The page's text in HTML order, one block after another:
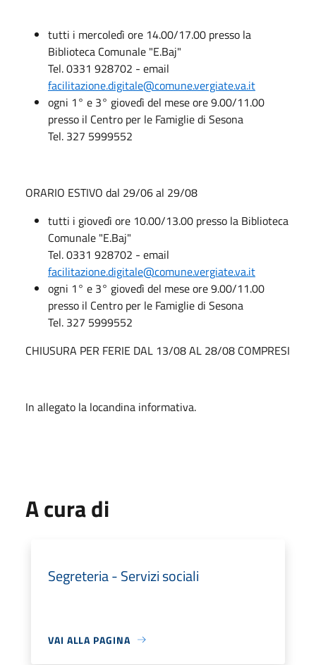
tutti i mercoledì ore 14.00/17.00 presso la
Biblioteca Comunale "E.Baj"
Tel. 0331 928702 - email
facilitazione.digitale@comune.vergiate.va.it
ogni 1° e 3° giovedì del mese ore 9.00/11.00
presso il Centro per le Famiglie di Sesona
Tel. 327 5999552
ORARIO ESTIVO dal 29/06 al 29/08
tutti i giovedì ore 10.00/13.00 presso la Biblioteca
Comunale "E.Baj"
Tel. 0331 928702 - email
facilitazione.digitale@comune.vergiate.va.it
ogni 1° e 3° giovedì del mese ore 9.00/11.00
presso il Centro per le Famiglie di Sesona
Tel. 327 5999552
CHIUSURA PER FERIE DAL 13/08 AL 28/08 COMPRESI
In allegato la locandina informativa.
A cura di
Segreteria - Servizi sociali
VAI ALLA PAGINA